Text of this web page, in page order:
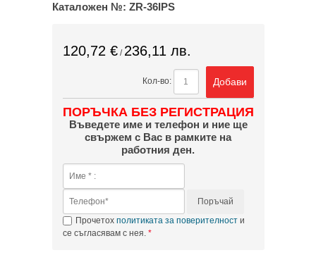
Каталожен №: ZR-36IPS
120,72 €/ 236,11 лв.
Кол-во: Добави
ПОРЪЧКА БЕЗ РЕГИСТРАЦИЯ
Въведете име и телефон и ние ще
свържем с Вас в рамките на
работния ден.
Поръчай
Прочетох политиката за поверителности
се съгласявам с нея.